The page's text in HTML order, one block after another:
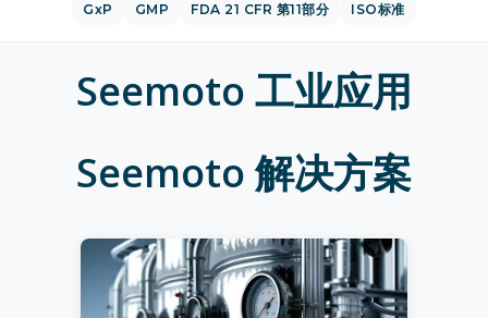
GxP GMP FDA 21 CFR 第11部分 ISO标准
Seemoto 工业应用
Seemoto 解决方案